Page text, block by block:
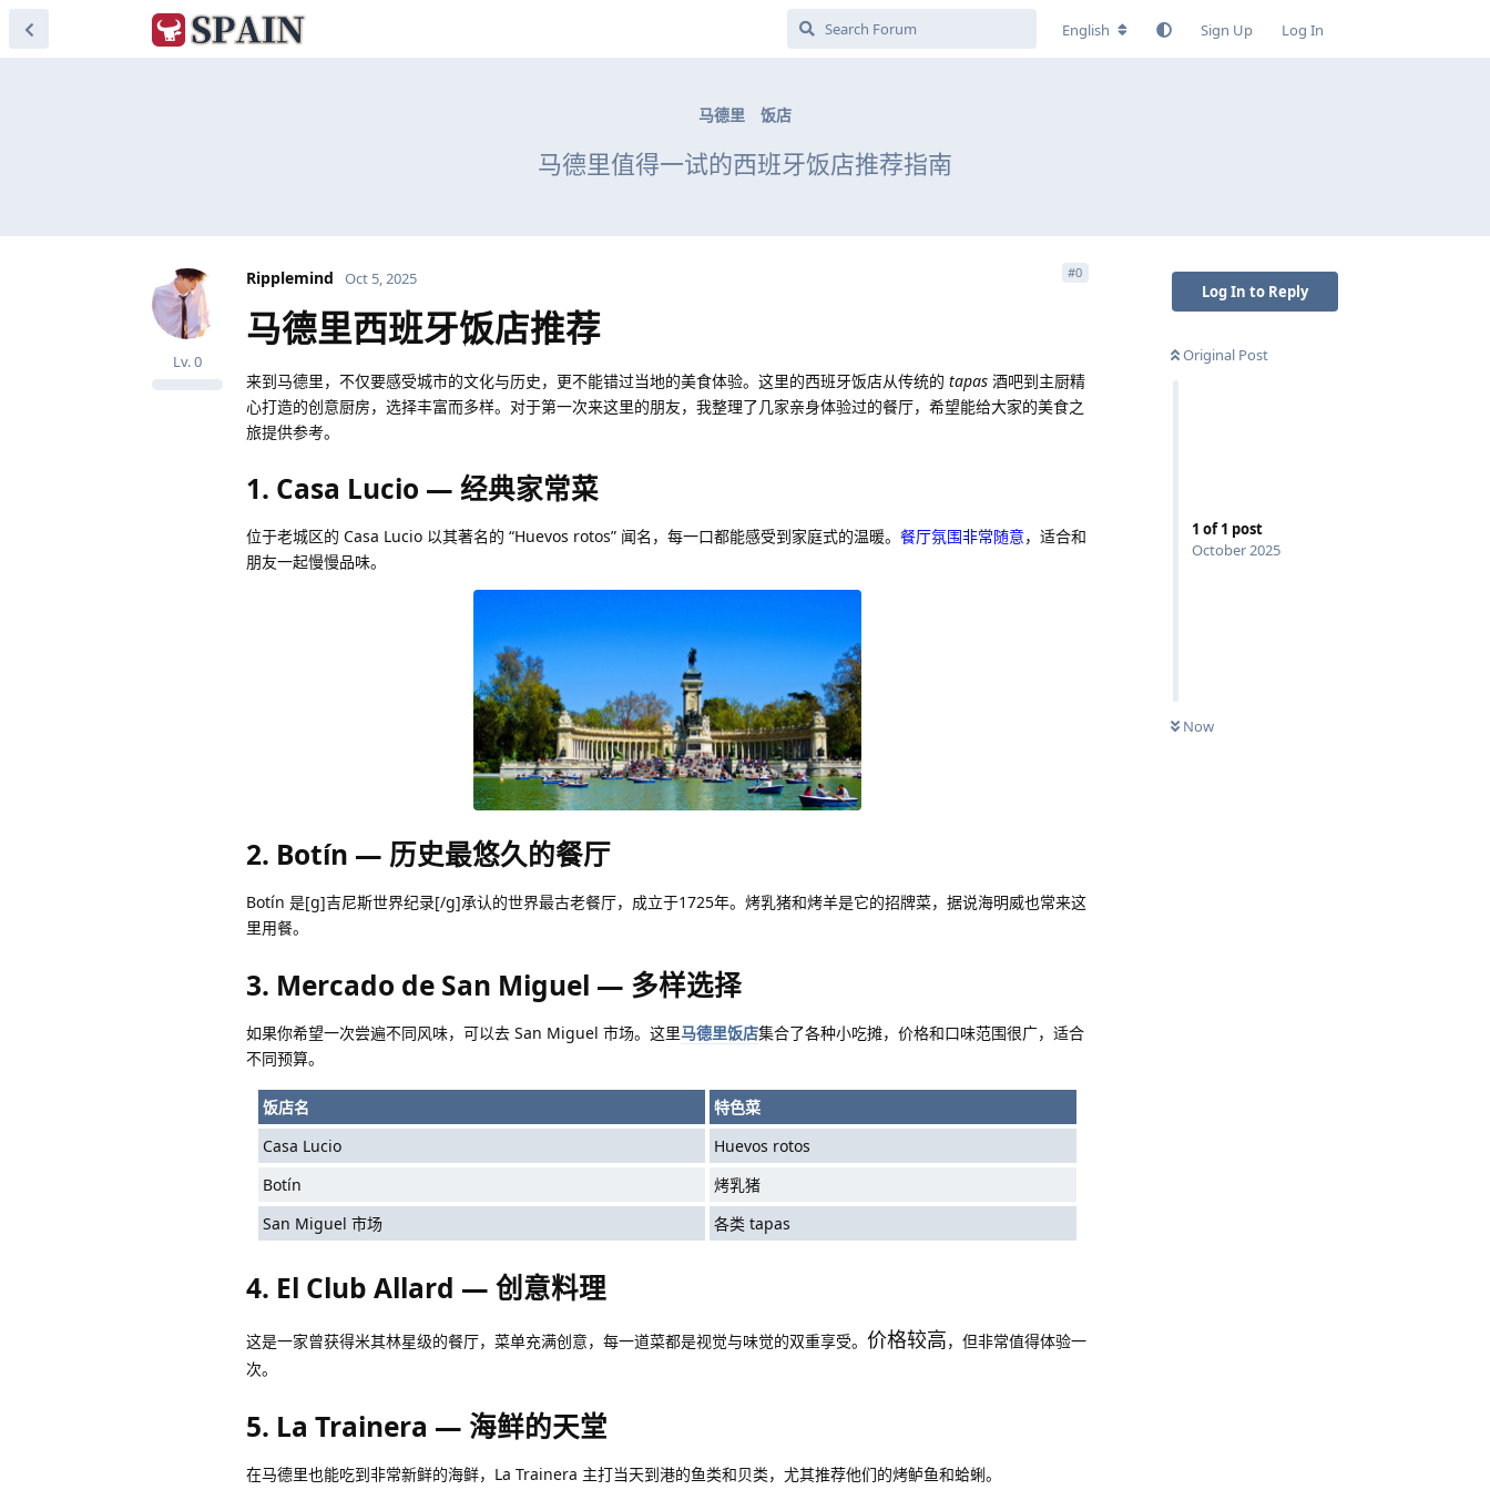
English Sign Up Log In
马德里 饭店
马德里值得一试的西班牙饭店推荐指南
Log In to Reply
Original Post
1 of1 post
October 2025
Now
Ripplemind
Lv.0
Oct 5, 2025 #0
马德里西班牙饭店推荐
来到马德里，不仅要感受城市的文化与历史，更不能错过当地的美食体验。这里的西班牙饭店从传统的 tapas 酒吧到主厨精
心打造的创意厨房，选择丰富而多样。对于第一次来这里的朋友，我整理了几家亲身体验过的餐厅，希望能给大家的美食之
旅提供参考。
1. Casa Lucio — 经典家常菜
位于老城区的 Casa Lucio 以其著名的 “Huevos rotos” 闻名，每一口都能感受到家庭式的温暖。 餐厅氛围非常随意，适合和
朋友一起慢慢品味。
2. Botín — 历史最悠久的餐厅
Botín 是[g]吉尼斯世界纪录[/g]承认的世界最古老餐厅，成立于1725年。烤乳猪和烤羊是它的招牌菜，据说海明威也常来这
里用餐。
3. Mercado de San Miguel — 多样选择
如果你希望一次尝遍不同风味，可以去 San Miguel 市场。这里马德里饭店集合了各种小吃摊，价格和口味范围很广，适合
不同预算。
饭店名
特色菜
Casa Lucio
Huevos rotos
Botín
烤乳猪
San Miguel 市场
各类 tapas
4. El Club Allard — 创意料理
这是一家曾获得米其林星级的餐厅，菜单充满创意，每一道菜都是视觉与味觉的双重享受。 价格较高，但非常值得体验一
次。
5. La Trainera — 海鲜的天堂
在马德里也能吃到非常新鲜的海鲜，La Trainera 主打当天到港的鱼类和贝类，尤其推荐他们的烤鲈鱼和蛤蜊。